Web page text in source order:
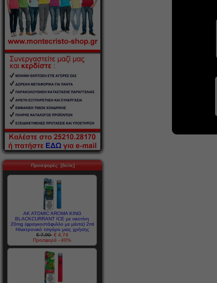
Προσφορές [δείτε]
AK ATOMIC AROMA KING
BLACKCURRANT ICE με νικοτίνη
20mg (φραγκοστάφυλλο με μέντα) 2ml
Ηλεκτρονικό τσιγάρο μιας χρήσης
€ 7,90 € 4,74
Προσφορά - 40%